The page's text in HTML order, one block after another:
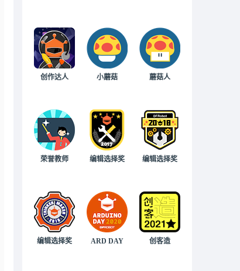
创作达人 小蘑菇 蘑菇人
荣誉教师 编辑选择奖 编辑选择奖
编辑选择奖 ARD DAY 创客造